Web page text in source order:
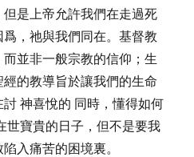
是上帝允許我們在走過死
，祂與我們同在。基督教
並非一般宗教的信仰；生
的教導旨於讓我們的生命
神喜悅的 同時，懂得如何
世寶貴的日子，但不是要我
入痛苦的困境裏。